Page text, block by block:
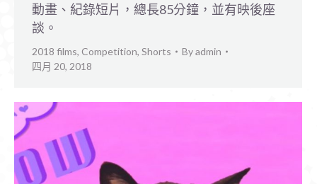
動畫、紀錄短片，總長85分鐘，並有映後座
談。
2018 films, Competition, Shorts Byadmin
四月 20, 2018